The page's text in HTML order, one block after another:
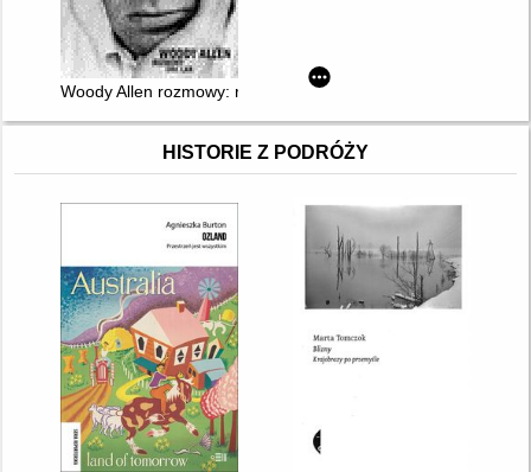
Woody Allen rozmowy: rozmowy z lat 1971-2007
HISTORIE Z PODRÓŻY